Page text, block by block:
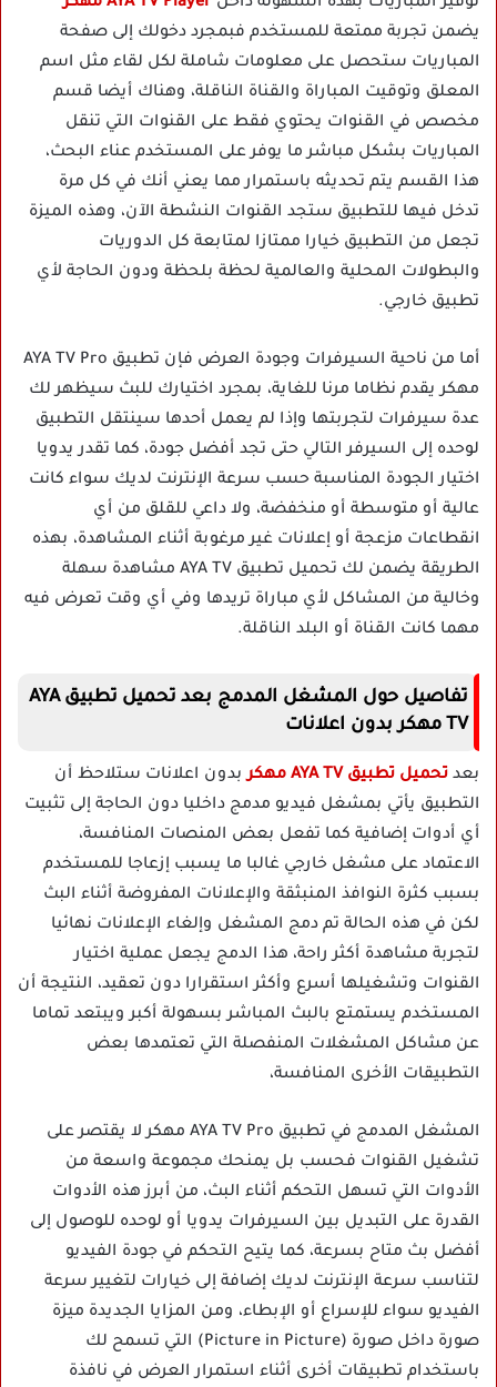
يضمن تجربة ممتعة للمستخدم فبمجرد دخولك إلى صفحة
المباريات ستحصل على معلومات شاملة لكل لقاء مثل اسم
المعلق وتوقيت المباراة والقناة الناقلة، وهناك أيضا قسم
مخصص في القنوات يحتوي فقط على القنوات التي تنقل
المباريات بشكل مباشر ما يوفر على المستخدم عناء البحث،
هذا القسم يتم تحديثه باستمرار مما يعني أنك في كل مرة
تدخل فيها للتطبيق ستجد القنوات النشطة الآن، وهذه الميزة
تجعل من التطبيق خيارا ممتازا لمتابعة كل الدوريات
والبطولات المحلية والعالمية لحظة بلحظة ودون الحاجة لأي
تطبيق خارجي.
أما من ناحية السيرفرات وجودة العرض فإن تطبيق AYA TV Pro
مهكر يقدم نظاما مرنا للغاية، بمجرد اختيارك للبث سيظهر لك
عدة سيرفرات لتجربتها وإذا لم يعمل أحدها سينتقل التطبيق
لوحده إلى السيرفر التالي حتى تجد أفضل جودة، كما تقدر يدويا
اختيار الجودة المناسبة حسب سرعة الإنترنت لديك سواء كانت
عالية أو متوسطة أو منخفضة، ولا داعي للقلق من أي
انقطاعات مزعجة أو إعلانات غير مرغوبة أثناء المشاهدة، بهذه
الطريقة يضمن لك تحميل تطبيق AYA TV مشاهدة سهلة
وخالية من المشاكل لأي مباراة تريدها وفي أي وقت تعرض فيه
مهما كانت القناة أو البلد الناقلة.
تفاصيل حول المشغل المدمج بعد تحميل تطبيق AYA
TV مهكر بدون اعلانات
بعد تحميل تطبيق AYA TV مهكر
بدون اعلانات ستلاحظ أن
التطبيق يأتي بمشغل فيديو مدمج داخليا دون الحاجة إلى تثبيت
أي أدوات إضافية كما تفعل بعض المنصات المنافسة،
الاعتماد على مشغل خارجي غالبا ما يسبب إزعاجا للمستخدم
بسبب كثرة النوافذ المنبثقة والإعلانات المفروضة أثناء البث
لكن في هذه الحالة تم دمج المشغل وإلغاء الإعلانات نهائيا
لتجربة مشاهدة أكثر راحة، هذا الدمج يجعل عملية اختيار
القنوات وتشغيلها أسرع وأكثر استقرارا دون تعقيد، النتيجة أن
المستخدم يستمتع بالبث المباشر بسهولة أكبر ويبتعد تماما
عن مشاكل المشغلات المنفصلة التي تعتمدها بعض
التطبيقات الأخرى المنافسة،
المشغل المدمج في تطبيق AYA TV Pro مهكر لا يقتصر على
تشغيل القنوات فحسب بل يمنحك مجموعة واسعة من
الأدوات التي تسهل التحكم أثناء البث، من أبرز هذه الأدوات
القدرة على التبديل بين السيرفرات يدويا أو لوحده للوصول إلى
أفضل بث متاح بسرعة، كما يتيح التحكم في جودة الفيديو
لتناسب سرعة الإنترنت لديك إضافة إلى خيارات لتغيير سرعة
الفيديو سواء للإسراع أو الإبطاء، ومن المزايا الجديدة ميزة
صورة داخل صورة (Picture in Picture) التي تسمح لك
باستخدام تطبيقات أخرى أثناء استمرار العرض في نافذة